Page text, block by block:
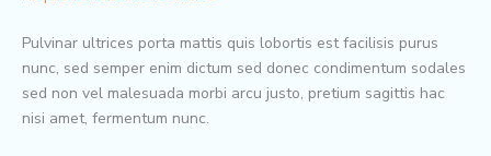
Pulvinar ultrices porta mattis quis lobortis est facilisis purus
nunc, sed semper enim dictum sed donec condimentum sodales
sed non vel malesuada morbi arcu justo, pretium sagittis hac
nisi amet, fermentum nunc.